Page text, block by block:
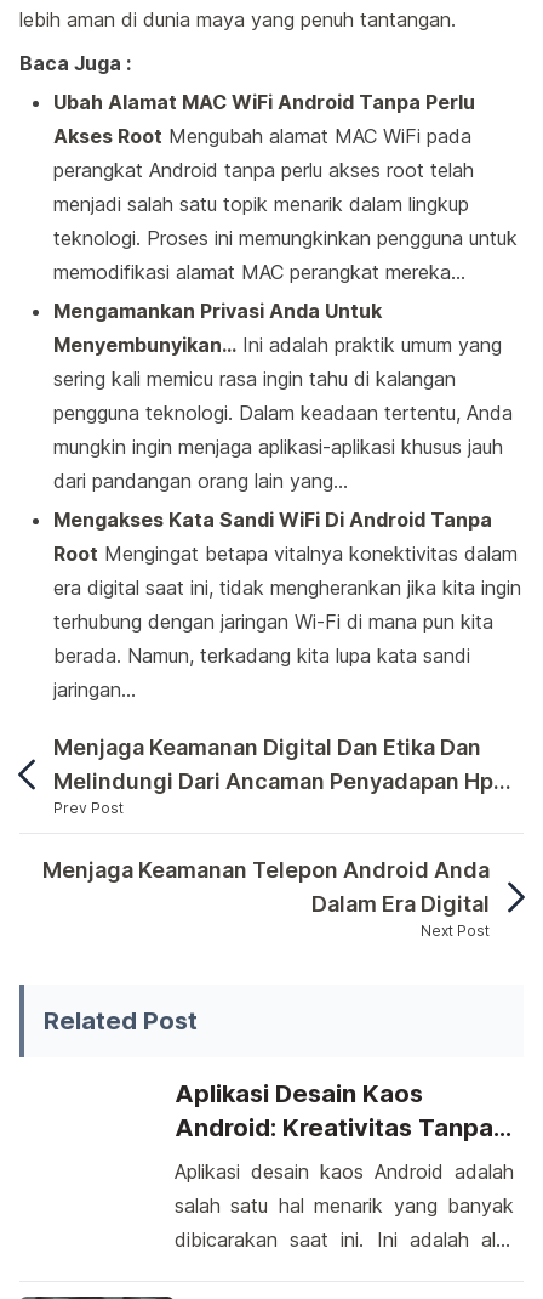
lebih aman di dunia maya yang penuh tantangan.
Baca Juga :
Ubah Alamat MAC WiFi Android Tanpa Perlu
Akses Root Mengubah alamat MAC WiFi pada
perangkat Android tanpa perlu akses root telah
menjadi salah satu topik menarik dalam lingkup
teknologi. Proses ini memungkinkan pengguna untuk
memodifikasi alamat MAC perangkat mereka…
Mengamankan Privasi Anda Untuk
Menyembunyikan… Ini adalah praktik umum yang
sering kali memicu rasa ingin tahu di kalangan
pengguna teknologi. Dalam keadaan tertentu, Anda
mungkin ingin menjaga aplikasi-aplikasi khusus jauh
dari pandangan orang lain yang…
Mengakses Kata Sandi WiFi Di Android Tanpa
Root Mengingat betapa vitalnya konektivitas dalam
era digital saat ini, tidak mengherankan jika kita ingin
terhubung dengan jaringan Wi-Fi di mana pun kita
berada. Namun, terkadang kita lupa kata sandi
jaringan…
Menjaga Keamanan Digital Dan Etika Dan
Melindungi Dari Ancaman Penyadapan Hp
Android
Prev Post
Membahas tentang "cara menyadap hp android
Menjaga Keamanan Telepon Android Anda
Dalam Era Digital
Next Post
Related Post
Aplikasi Desain Kaos
Android: Kreativitas Tanpa
Batas
Aplikasi desain kaos Android adalah
salah satu hal menarik yang banyak
dibicarakan saat ini. Ini adalah alat